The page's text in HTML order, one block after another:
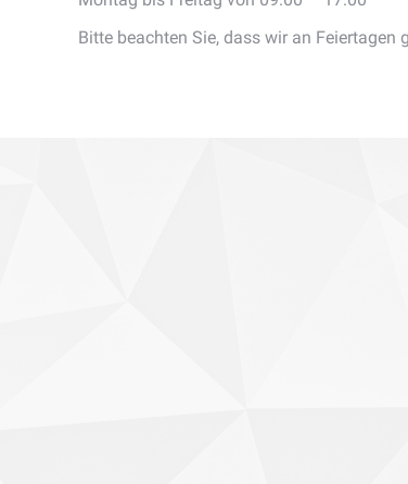
Bitte beachten Sie, dass wir an